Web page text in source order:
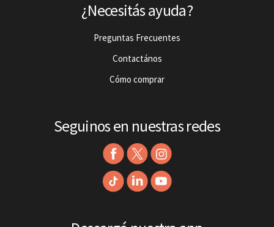
¿Necesitás ayuda?
Preguntas Frecuentes
Contactános
Cómo comprar
Seguinos en nuestras redes